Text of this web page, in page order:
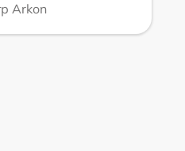
Arkon